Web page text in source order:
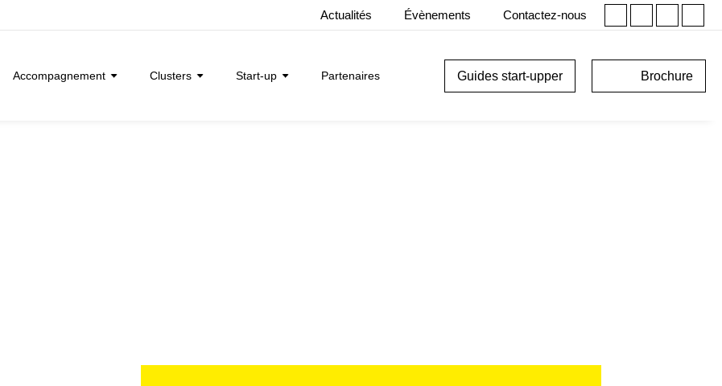
Actualités Évènements Contactez-nous
Accompagnement Clusters Start-up Partenaires Guides start-upper Brochure